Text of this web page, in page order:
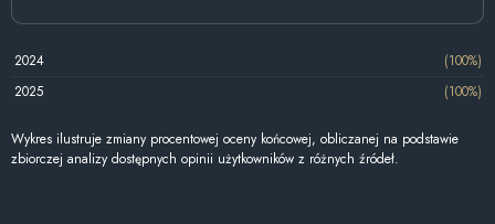
2024
(100%)
2025
(100%)
Wykres ilustruje zmiany procentowej oceny końcowej, obliczanej na podstawie
zbiorczej analizy dostępnych opinii użytkowników z różnych źródeł.